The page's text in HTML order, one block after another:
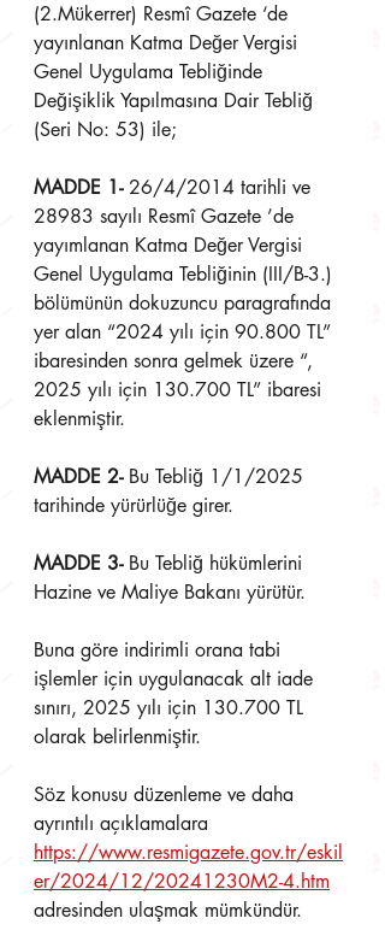
(2.Mükerrer) Resmî Gazete ‘de
yayınlanan Katma Değer Vergisi
Genel Uygulama Tebliğinde
Değişiklik Yapılmasına Dair Tebliğ
(Seri No: 53) ile;
MADDE 1- 26/4/2014 tarihli ve
28983 sayılı Resmî Gazete ’de
yayımlanan Katma Değer Vergisi
Genel Uygulama Tebliğinin (III/B-3.)
bölümünün dokuzuncu paragrafında
yer alan “2024 yılı için 90.800 TL”
ibaresinden sonra gelmek üzere “,
2025 yılı için 130.700 TL” ibaresi
eklenmiştir.
MADDE 2- Bu Tebliğ 1/1/2025
tarihinde yürürlüğe girer.
MADDE 3- Bu Tebliğ hükümlerini
Hazine ve Maliye Bakanı yürütür.
Buna göre indirimli orana tabi
işlemler için uygulanacak alt iade
sınırı, 2025 yılı için 130.700 TL
olarak belirlenmiştir.
Söz konusu düzenleme ve daha
ayrıntılı açıklamalara
https://www.resmigazete.gov.tr/eskil
er/2024/12/20241230M2-4.htm
adresinden ulaşmak mümkündür.